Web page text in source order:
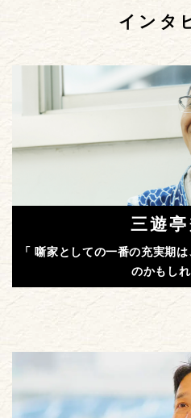
インタ
三遊
「 噺家としての一番の充実期
のかもしれ